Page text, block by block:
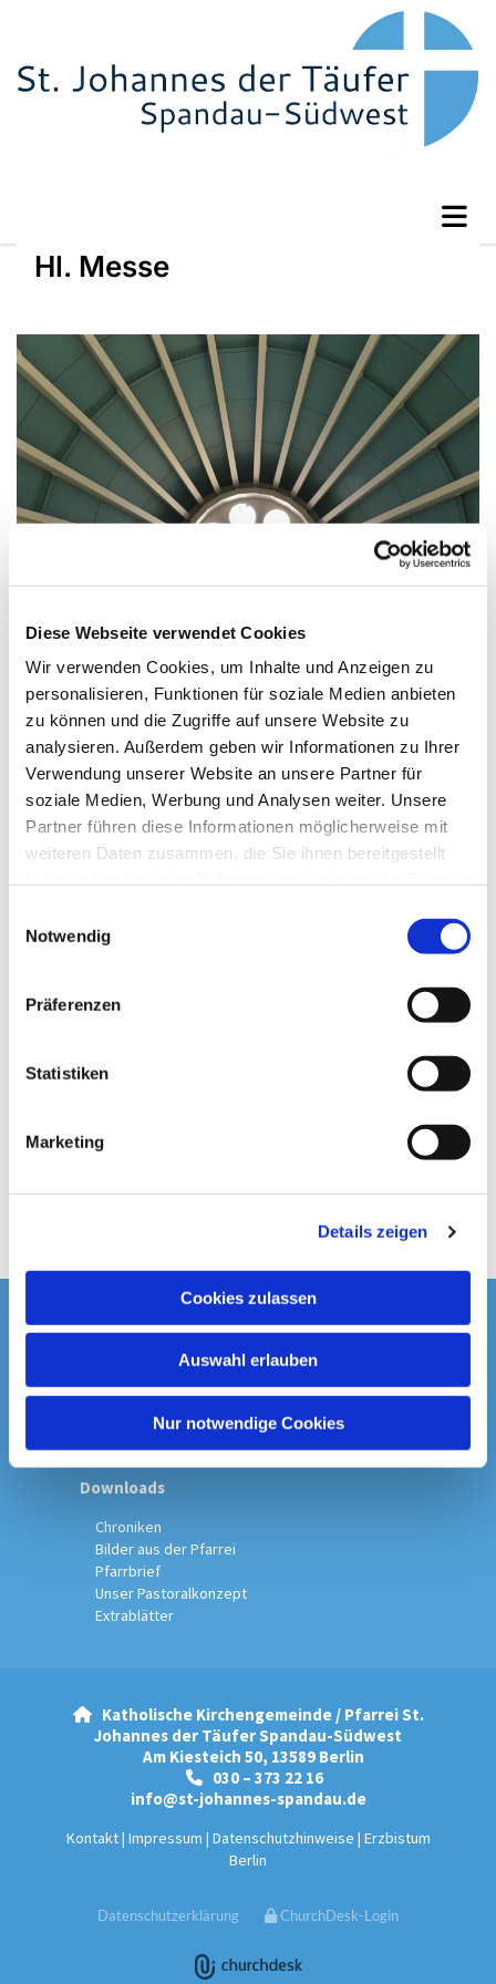
Diese Webseite verwendet Cookies
Wir verwenden Cookies, um Inhalte und Anzeigen zu
personalisieren, Funktionen für soziale Medien anbieten
zu können und die Zugriffe auf unsere Website zu
analysieren. Außerdem geben wir Informationen zu Ihrer
Verwendung unserer Website an unsere Partner für
soziale Medien, Werbung und Analysen weiter. Unsere
Partner führen diese Informationen möglicherweise mit
weiteren Daten zusammen, die Sie ihnen bereitgestellt
u
Notwendig
Präferenzen
Statistiken
Marketing
Details zeigen
Cookies zulassen
Auswahl erlauben
Nur notwendige Cookies
Hl. Messe
© G. Schiwek
Sonntag, 23. Mai 2027, 10:30 Uhr
St. Markus, Am Kiesteich 50, 13589
Berlin
Startseite
Spenden & Kollekten
Prävention
Downloads
Chroniken
Bilder aus der Pfarrei
Pfarrbrief
Unser Pastoralkonzept
Extrablätter
Katholische Kirchengemeinde / Pfarrei St.
Johannes der Täufer Spandau-Südwest
Am Kiesteich 50, 13589 Berlin

030 – 373 22 16
info@st-johannes-spandau.de
Kontakt| Impressum | Datenschutzhinweise | Erzbistum
Berlin
Datenschutzerklärung ChurchDesk-Login